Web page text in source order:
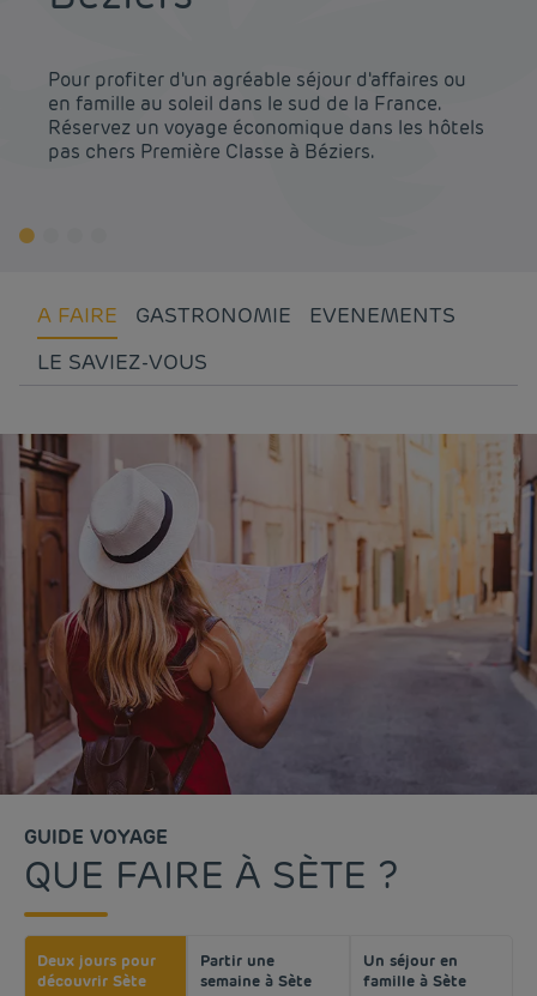
Pour profiter d'un agréable séjour d'affaires ou
en famille au soleil dans le sud de la France.
Réservez un voyage économique dans les hôtels
pas chers Première Classe à Béziers.
A FAIRE GASTRONOMIE
EVENEMENTS
LE SAVIEZ-VOUS
GUIDE VOYAGE
QUE FAIRE À SÈTE ?
Deux jours pour
découvrir Sète
Partir une
semaine à Sète
Un séjour en
famille à Sète